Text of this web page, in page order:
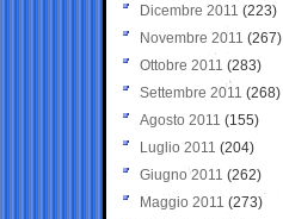
Dicembre 2011 (223)
Novembre 2011 (267)
Ottobre 2011 (283)
Settembre 2011 (268)
Agosto 2011 (155)
Luglio 2011 (204)
Giugno 2011 (262)
Maggio 2011 (273)